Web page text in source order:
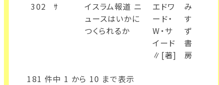
302
ｻ
イスラム報道 ニ
ュースはいかに
つくられるか
エドワ
ード・
W・サ
イード
∥[著]
み
す
ず
書
房
181 件中 1 から 10 まで表示